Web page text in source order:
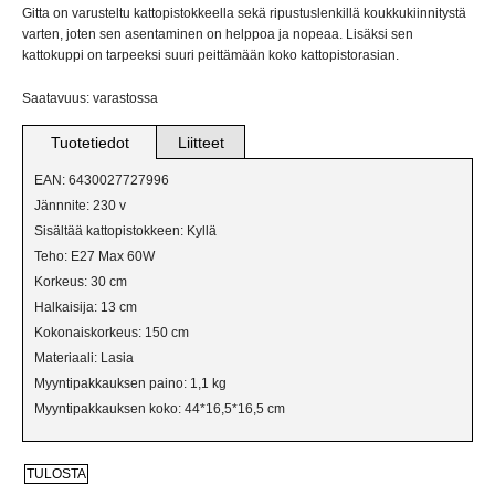
VERKKOKAUPPAAN
BILJARDIVALAISIMET
IKKUNAVALAISIMET
KANGASVALAISIMET
KATTO- JA PALLOVALAISIMET
KRISTALLIVALAISIMET
KRUUNUT
LATTIAVALAISIMET
PLAFONDIT
PÖYTÄVALAISIMET
Gitta on varusteltu kattopistokkeella sekä ripustuslenkillä koukkukiinnitystä
varten, joten sen asentaminen on helppoa ja nopeaa. Lisäksi sen
kattokuppi on tarpeeksi suuri peittämään koko kattopistorasian.
Saatavuus: varastossa
Tuotetiedot Liitteet
EAN: 6430027727996
Jännnite: 230 v
Sisältää kattopistokkeen: Kyllä
Teho: E27 Max 60W
Korkeus: 30 cm
Halkaisija: 13 cm
Kokonaiskorkeus: 150 cm
Materiaali: Lasia
Myyntipakkauksen paino: 1,1 kg
Myyntipakkauksen koko: 44*16,5*16,5 cm